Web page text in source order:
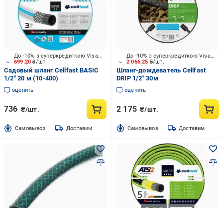
699.20₴/шт.
До -10% з суперкредиткою Visa Вигода
Садовый шланг Cellfast BASIC
1/2" 20 м (10-400)
оценить
736 ₴/шт.
Cамовывоз Доставим
2 066.25 ₴/шт.
До -10% з суперкредиткою Visa Вигода
Шланг-дождеватель Cellfast
DRIP 1/2'' 30м
оценить
2 175 ₴/шт.
Cамовывоз Доставим